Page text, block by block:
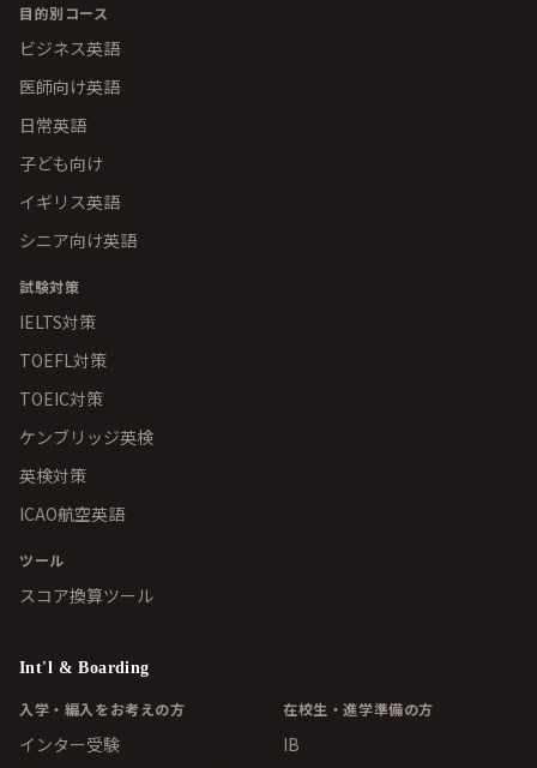
目的別コース
ビジネス英語
医師向け英語
日常英語
子ども向け
イギリス英語
シニア向け英語
試験対策
IELTS対策
TOEFL対策
TOEIC対策
ケンブリッジ英検
英検対策
ICAO航空英語
ツール
スコア換算ツール
Int'l & Boarding
入学・編入をお考えの方
インター受験
在校生・進学準備の方
IB